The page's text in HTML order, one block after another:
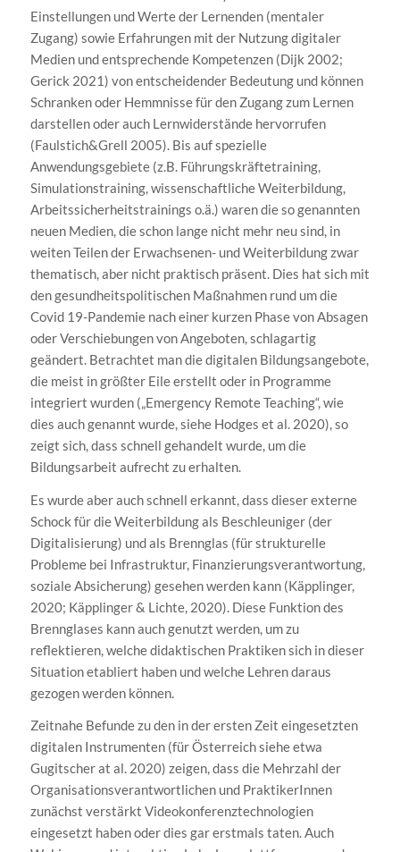
Einstellungen und Werte der Lernenden (mentaler
Zugang) sowie Erfahrungen mit der Nutzung digitaler
Medien und entsprechende Kompetenzen (Dijk 2002;
Gerick 2021) von entscheidender Bedeutung und können
Schranken oder Hemmnisse für den Zugang zum Lernen
darstellen oder auch Lernwiderstände hervorrufen
(Faulstich&Grell 2005). Bis auf spezielle
Anwendungsgebiete (z.B. Führungskräftetraining,
Simulationstraining, wissenschaftliche Weiterbildung,
Arbeitssicherheitstrainings o.ä.) waren die so genannten
neuen Medien, die schon lange nicht mehr neu sind, in
weiten Teilen der Erwachsenen- und Weiterbildung zwar
thematisch, aber nicht praktisch präsent. Dies hat sich mit
den gesundheitspolitischen Maßnahmen rund um die
Covid 19-Pandemie nach einer kurzen Phase von Absagen
oder Verschiebungen von Angeboten, schlagartig
geändert. Betrachtet man die digitalen Bildungsangebote,
die meist in größter Eile erstellt oder in Programme
integriert wurden („Emergency Remote Teaching“, wie
dies auch genannt wurde, siehe Hodges et al. 2020), so
zeigt sich, dass schnell gehandelt wurde, um die
Bildungsarbeit aufrecht zu erhalten.
Es wurde aber auch schnell erkannt, dass dieser externe
Schock für die Weiterbildung als Beschleuniger (der
Digitalisierung) und als Brennglas (für strukturelle
Probleme bei Infrastruktur, Finanzierungsverantwortung,
soziale Absicherung) gesehen werden kann (Käpplinger,
2020; Käpplinger & Lichte, 2020). Diese Funktion des
Brennglases kann auch genutzt werden, um zu
reflektieren, welche didaktischen Praktiken sich in dieser
Situation etabliert haben und welche Lehren daraus
gezogen werden können.
Zeitnahe Befunde zu den in der ersten Zeit eingesetzten
digitalen Instrumenten (für Österreich siehe etwa
Gugitscher at al. 2020) zeigen, dass die Mehrzahl der
Organisationsverantwortlichen und PraktikerInnen
zunächst verstärkt Videokonferenztechnologien
eingesetzt haben oder dies gar erstmals taten. Auch